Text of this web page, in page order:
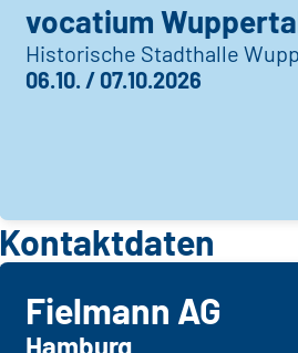
vocatium
Historische Stadthalle
06.10. / 07.10.2026
Kontaktdaten
Fielmann AG
Hamburg